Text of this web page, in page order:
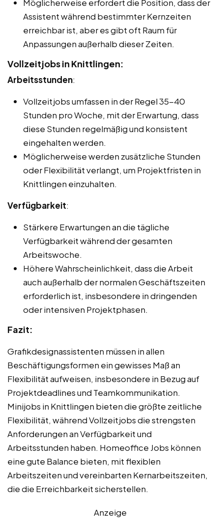
Möglicherweise erfordert die Position, dass der
Assistent während bestimmter Kernzeiten
erreichbar ist, aber es gibt oft Raum für
Anpassungen außerhalb dieser Zeiten.
Vollzeitjobs in Knittlingen:
Arbeitsstunden:
Vollzeitjobs umfassen in der Regel 35-40
Stunden pro Woche, mit der Erwartung, dass
diese Stunden regelmäßig und konsistent
eingehalten werden.
Möglicherweise werden zusätzliche Stunden
oder Flexibilität verlangt, um Projektfristen in
Knittlingen einzuhalten.
Verfügbarkeit:
Stärkere Erwartungen an die tägliche
Verfügbarkeit während der gesamten
Arbeitswoche.
Höhere Wahrscheinlichkeit, dass die Arbeit
auch außerhalb der normalen Geschäftszeiten
erforderlich ist, insbesondere in dringenden
oder intensiven Projektphasen.
Fazit:
Grafikdesignassistenten müssen in allen
Beschäftigungsformen ein gewisses Maß an
Flexibilität aufweisen, insbesondere in Bezug auf
Projektdeadlines und Teamkommunikation.
Minijobs in Knittlingen bieten die größte zeitliche
Flexibilität, während Vollzeitjobs die strengsten
Anforderungen an Verfügbarkeit und
Arbeitsstunden haben. Homeoffice Jobs können
eine gute Balance bieten, mit flexiblen
Arbeitszeiten und vereinbarten Kernarbeitszeiten,
die die Erreichbarkeit sicherstellen.
Anzeige